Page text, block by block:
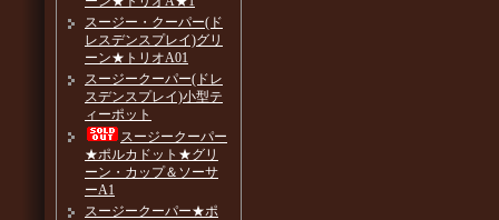
スージー・クーパー(ド
レスデンスプレイ)グリ
ーン★トリオA01
スージークーパー(ドレ
スデンスプレイ)小型テ
ィーポット
スージークーパー
★ポルカドット★グリ
ーン・カップ＆ソーサ
ーA1
スージークーパー★ポ